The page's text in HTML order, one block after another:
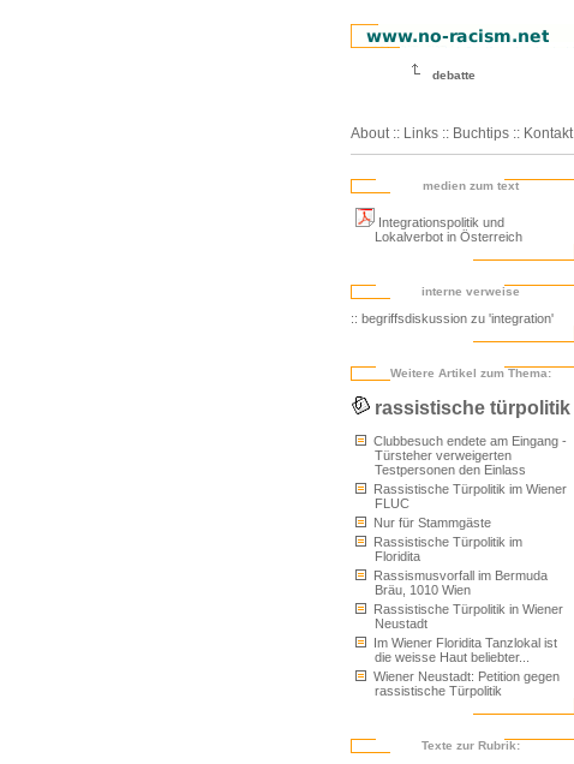
debatte
About :: Links :: Buchtips :: Kontakt
medien zum text
Integrationspolitik und
Lokalverbot in Österreich
interne verweise
:: begriffsdiskussion zu 'integration'
Weitere Artikel zum Thema:
rassistische türpolitik
Clubbesuch endete am Eingang -
Türsteher verweigerten
Testpersonen den Einlass
Rassistische Türpolitik im Wiener
FLUC
Nur für Stammgäste
Rassistische Türpolitik im
Floridita
Rassismusvorfall im Bermuda
Bräu, 1010 Wien
Rassistische Türpolitik in Wiener
Neustadt
Im Wiener Floridita Tanzlokal ist
die weisse Haut beliebter...
Wiener Neustadt: Petition gegen
rassistische Türpolitik
Texte zur Rubrik: